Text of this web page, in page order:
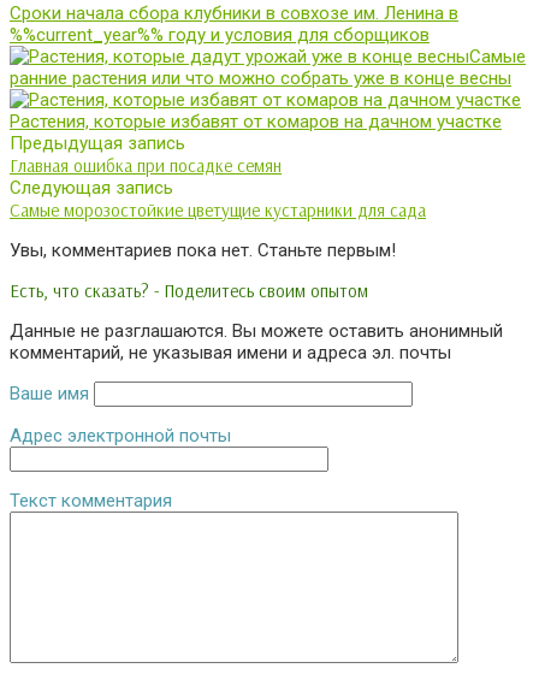
Сроки начала сбора клубники в совхозе им. Ленина в
%%current_year%% году и условия для сборщиков
Самые
ранние растения или что можно собрать уже в конце весны
Растения, которые избавят от комаров на дачном участке
Предыдущая запись
Главная ошибка при посадке семян
Следующая запись
Самые морозостойкие цветущие кустарники для сада
Увы, комментариев пока нет. Станьте первым!
Есть, что сказать? - Поделитесь своим опытом
Данные не разглашаются. Вы можете оставить анонимный
комментарий, не указывая имени и адреса эл. почты
Ваше имя
Адрес электронной почты
Текст комментария